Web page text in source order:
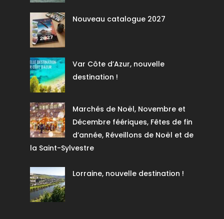
Nouveau catalogue 2027
Var Côte d’Azur, nouvelle
destination !
Marchés de Noël, Novembre et
Décembre féériques, Fêtes de fin
d’année, Réveillons de Noël et de
la Saint-Sylvestre
Lorraine, nouvelle destination !